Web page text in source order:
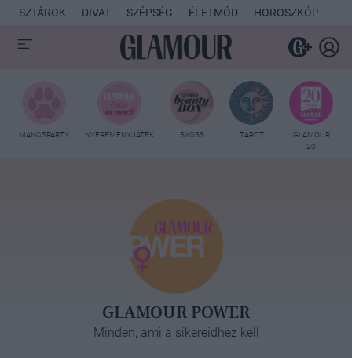
SZTÁROK DIVAT SZÉPSÉG ÉLETMÓD HOROSZKÓP
MANCSPARTY NYEREMÉNYJÁTÉK SYOSS TAROT
GLAMOUR
20
GLAMOUR POWER
Minden, ami a sikereidhez kell